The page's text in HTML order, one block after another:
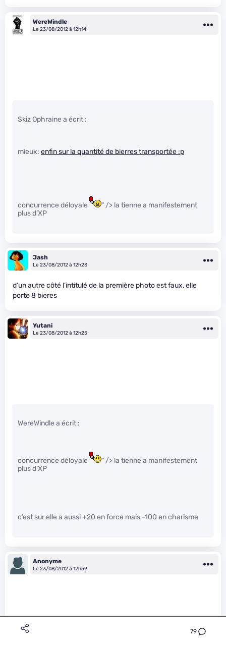
79
WereWindle
Le 23/08/2012 à 12h14
Skiz Ophraine a écrit :
mieux: enfin sur la quantité de bierres transportée :p
concurrence déloyale
" /> la tienne a manifestement
plus d’XP
Jash
Le 23/08/2012 à 12h23
d’un autre côté l’intitulé de la première photo est faux, elle
porte 8 bieres
Yutani
Le 23/08/2012 à 12h25
WereWindle a écrit :
concurrence déloyale
" /> la tienne a manifestement
plus d’XP
c’est sur elle a aussi +20 en force mais -100 en charisme
Anonyme
Le 23/08/2012 à 12h59